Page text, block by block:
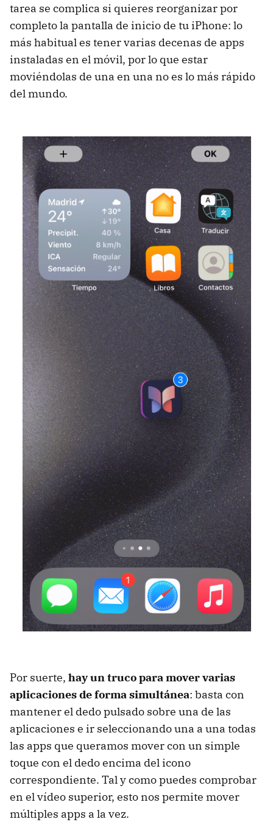
tarea se complica si quieres reorganizar por
completo la pantalla de inicio de tu iPhone: lo
más habitual es tener varias decenas de apps
instaladas en el móvil, por lo que estar
moviéndolas de una en una no es lo más rápido
del mundo.
Por suerte, hay un truco para mover varias
aplicaciones de forma simultánea: basta con
mantener el dedo pulsado sobre una de las
aplicaciones e ir seleccionando una a una todas
las apps que queramos mover con un simple
toque con el dedo encima del icono
correspondiente. Tal y como puedes comprobar
en el vídeo superior, esto nos permite mover
múltiples apps a la vez.